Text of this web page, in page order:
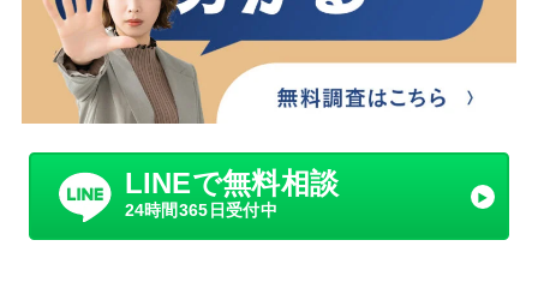
LINEで無料相談
24時間365日受付中